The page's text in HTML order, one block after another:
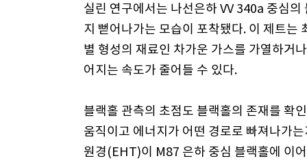
실린 연구에서는 나선은하 VV 340a 중심
지 뻗어나가는 모습이 포착됐다. 이 제트는
별 형성의 재료인 차가운 가스를 가열하거
어지는 속도가 줄어들 수 있다.
블랙홀 관측의 초점도 블랙홀의 존재를 확
움직이고 에너지가 어떤 경로로 빠져나가
원경(EHT)이 M87 은하 중심 블랙홀에 이